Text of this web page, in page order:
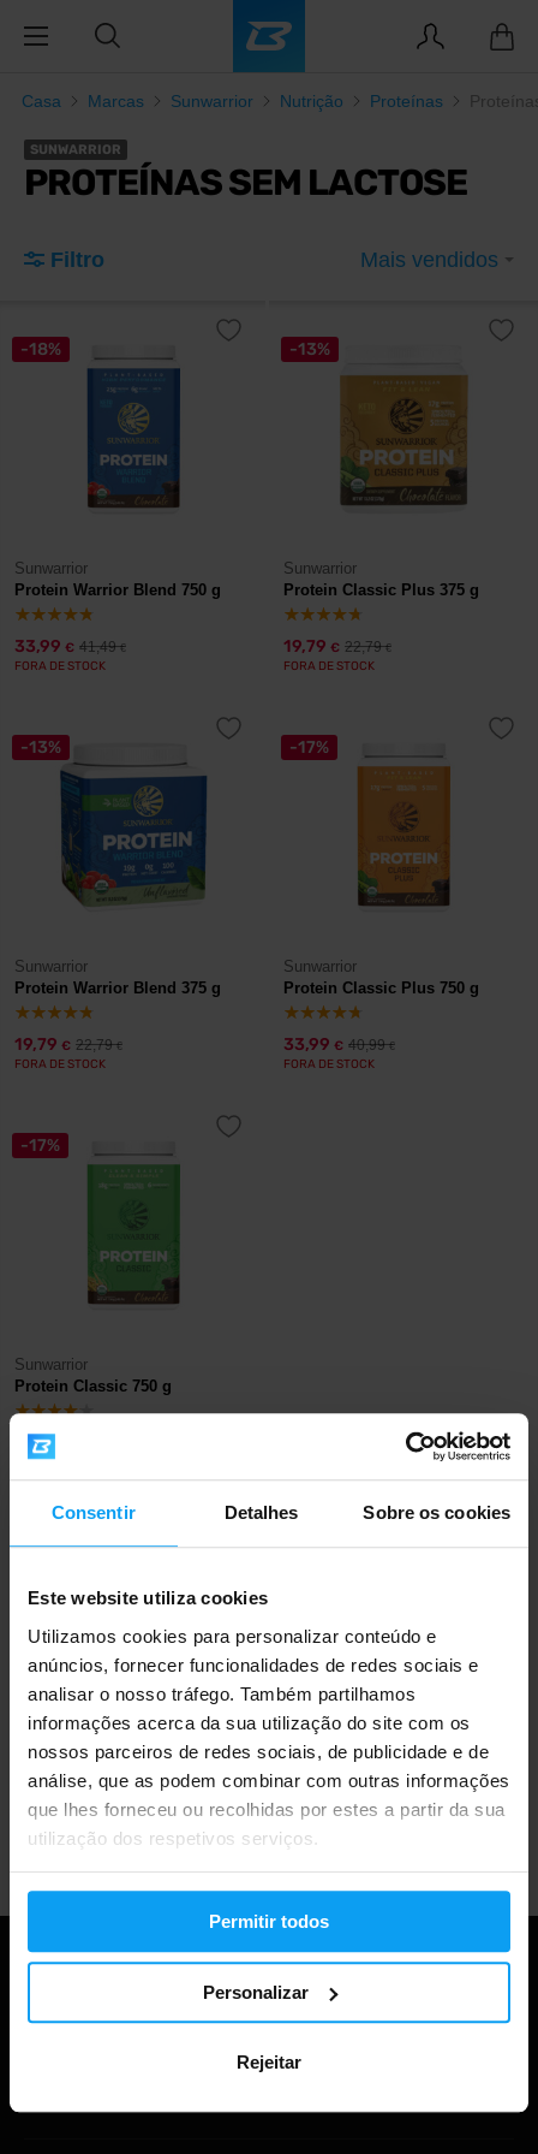
Consentir Detalhes Sobre os cookies
Este website utiliza cookies
Utilizamos cookies para personalizar conteúdo e
anúncios, fornecer funcionalidades de redes sociais e
analisar o nosso tráfego. Também partilhamos
informações acerca da sua utilização do site com os
nossos parceiros de redes sociais, de publicidade e de
análise, que as podem combinar com outras informações
que lhes forneceu ou recolhidas por estes a partir da sua
utilização dos respetivos serviços.
Permitir todos
Personalizar
Rejeitar
Casa Marcas Sunwarrior Nutrição Proteínas
SUNWARRIOR
PROTEÍNAS SEM LACTOSE
Filtro Mais vendidos
-18%
Sunwarrior
Protein Warrior Blend 750 g
33,99 € 41,49€
FORA DE STOCK
-13%
Sunwarrior
Protein Classic Plus 375 g
19,79 € 22,79€
FORA DE STOCK
-13%
Sunwarrior
Protein Warrior Blend 375 g
19,79 € 22,79€
FORA DE STOCK
-17%
Sunwarrior
Protein Classic Plus 750 g
33,99 € 40,99€
FORA DE STOCK
-17%
Sunwarrior
Protein Classic 750 g
33,99
FORA DE STOCK
Envio rápido
Mais de 3000 produtos em stock
Mais de 1.000.000 de clientes
Apoio ao cliente profissional